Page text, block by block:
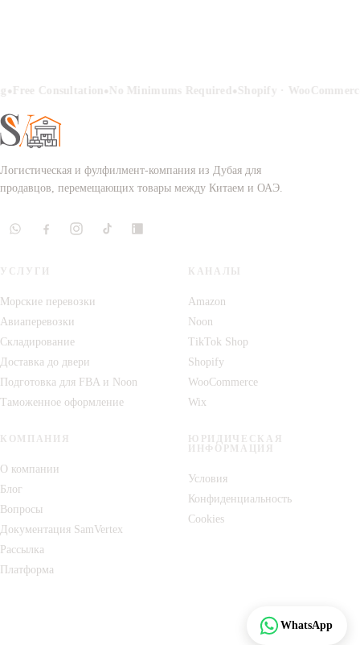
•Free Consultation • No Minimums Required • Shopify ·
Логистическая и фулфилмент-компания из Дубая для
продавцов, перемещающих товары между Китаем и ОАЭ.
УСЛУГИ
Морские перевозки
Авиаперевозки
Складирование
Доставка до двери
Подготовка для FBA и Noon
Таможенное оформление
КАНАЛЫ
Amazon
Noon
TikTok Shop
Shopify
WooCommerce
Wix
КОМПАНИЯ
О компании
Блог
Вопросы
Документация SamVertex
Рассылка
Платформа
ЮРИДИЧЕСКАЯ
ИНФОРМАЦИЯ
Условия
Конфиденциальность
Cookies
WhatsApp